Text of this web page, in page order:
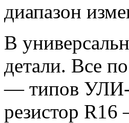
диапазон
В
детали. Все
— типов УЛИ-
резистор